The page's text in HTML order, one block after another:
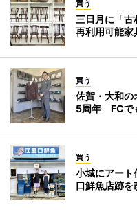
買う
三日月に「
再利用可能家
買う
佐賀・大和の
5周年 FCで
買う
小城にアー
口鮮魚店跡を